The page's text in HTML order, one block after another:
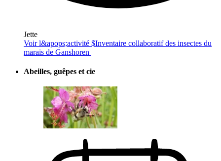
Jette
Voir l&apops;activité $Inventaire collaboratif des insectes du
marais de Ganshoren
Abeilles, guêpes et cie